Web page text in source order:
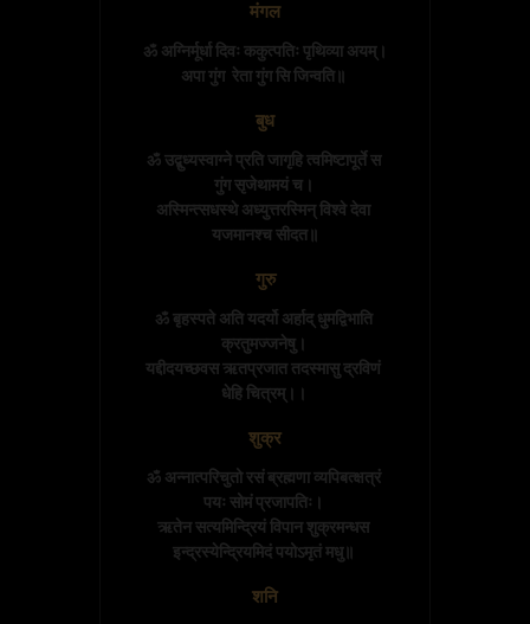
मंगल
ॐ अग्निर्मूर्धा दिवः ककुत्पतिः पृथिव्या अयम्।
बुध
ॐ उद्बुध्यस्वाग्ने प्रति जागृहि त्वमिष्टापूर्ते स
गुंग सृजेथामयं च।
अस्मिन्त्सधस्थे अध्युत्तरस्मिन् विश्वे देवा
यजमानश्च सीदत॥
गुरु
ॐ बृहस्पते अति यदर्यो अर्हाद् धुमद्विभाति
क्रतुमज्जनेषु।
यद्दीदयच्छवस ऋतप्रजात तदस्मासु द्रविणं
धेहि चित्रम्।।
शुक्र
ॐ अन्नात्परिचुतो रसं ब्रह्मणा व्यपिबत्क्षत्रं
पयः सोमं प्रजापतिः।
ऋतेन सत्यमिन्द्रियं विपान शुक्रमन्धस
इन्द्रस्येन्द्रियमिदं पयोऽमृतं मधु॥
शनि